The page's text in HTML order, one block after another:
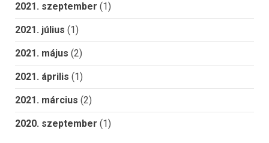
2021. szeptember (1)
2021. július (1)
2021. május (2)
2021. április (1)
2021. március (2)
2020. szeptember (1)